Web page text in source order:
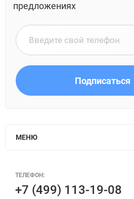
предложениях
Подписаться
МЕНЮ
ТЕЛЕФОН:
+7 (499) 113-19-08